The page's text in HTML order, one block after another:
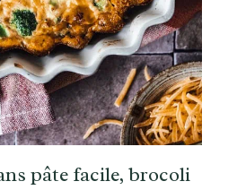
pâte facile, brocoli